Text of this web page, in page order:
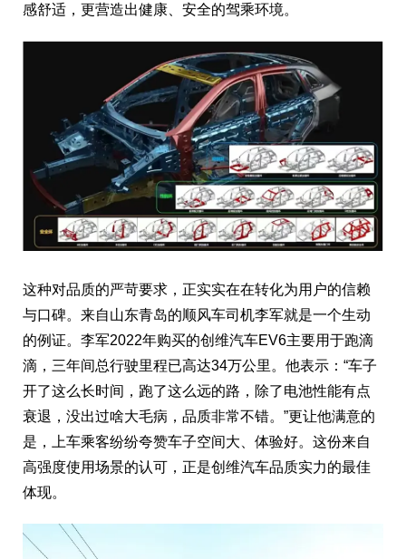
感舒适，更营造出健康、安全的驾乘环境。
这种对品质的严苛要求，正实实在在转化为用户的信赖
与口碑。来自山东青岛的顺风车司机李军就是一个生动
的例证。李军2022年购买的创维汽车EV6主要用于跑滴
滴，三年间总行驶里程已高达34万公里。他表示：“车子
开了这么长时间，跑了这么远的路，除了电池性能有点
衰退，没出过啥大毛病，品质非常不错。”更让他满意的
是，上车乘客纷纷夸赞车子空间大、体验好。这份来自
高强度使用场景的认可，正是创维汽车品质实力的最佳
体现。